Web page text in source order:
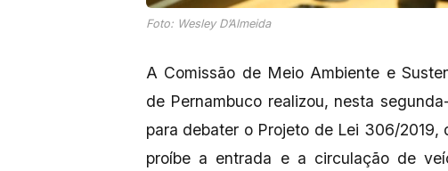
Foto: Wesley D’Almeida
A Comissão de Meio Ambiente e
de Pernambuco realizou, nesta
para debater o Projeto de Lei 306/
proíbe a entrada e a circulação de